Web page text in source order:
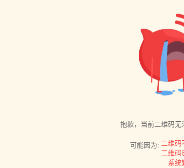
抱歉，当前二维码无
可能因为: 二维码
二维码
系统